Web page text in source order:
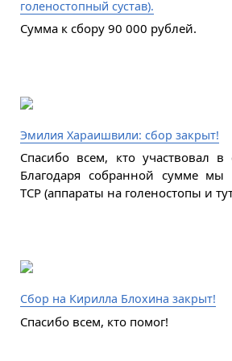
голеностопный сустав).
Сумма к сбору 90 000 рублей.
Эмилия Хараишвили: сбор закрыт!
Спасибо всем, кто участвовал
Благодаря собранной сумме мы
ТСР (аппараты на голеностопы и
Сбор на Кирилла Блохина закрыт!
Спасибо всем, кто помог!